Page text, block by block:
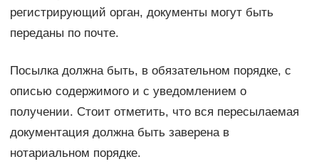
регистрирующий орган, документы могут быть
переданы по почте.
Посылка должна быть, в обязательном порядке, с
описью содержимого и с уведомлением о
получении. Стоит отметить, что вся пересылаемая
документация должна быть заверена в
нотариальном порядке.